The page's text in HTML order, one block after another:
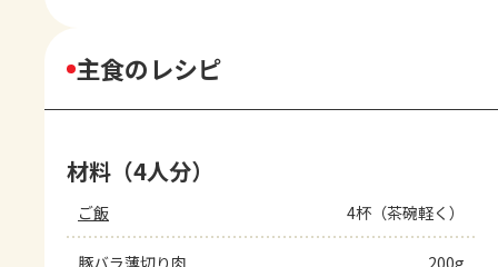
主食のレシピ
材料（4人分）
ご飯 4杯（茶碗軽く）